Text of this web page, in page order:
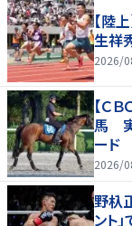
【陸
生祥
2026/
【Ｃ
馬
ード
2026/
野杁
ント